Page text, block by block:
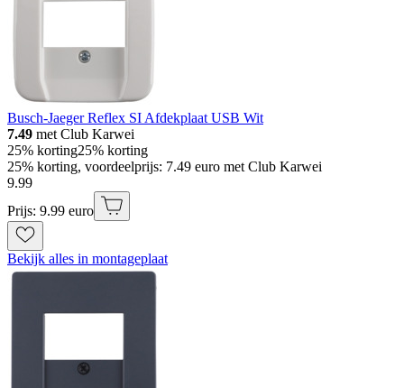
Busch-Jaeger Reflex SI Afdekplaat USB Wit
7.49 met Club Karwei
25% korting25% korting
25% korting, voordeelprijs: 7.49 euro met Club Karwei
9.99
Prijs: 9.99 euro
Bekijk alles in montageplaat